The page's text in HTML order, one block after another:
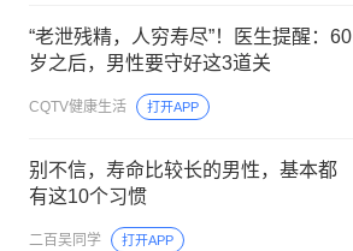
“老泄残精，人穷寿尽”！医生提醒：60
岁之后，男性要守好这3道关
CQTV健康生活 打开APP
别不信，寿命比较长的男性，基本都
有这10个习惯
二百吴同学 打开APP